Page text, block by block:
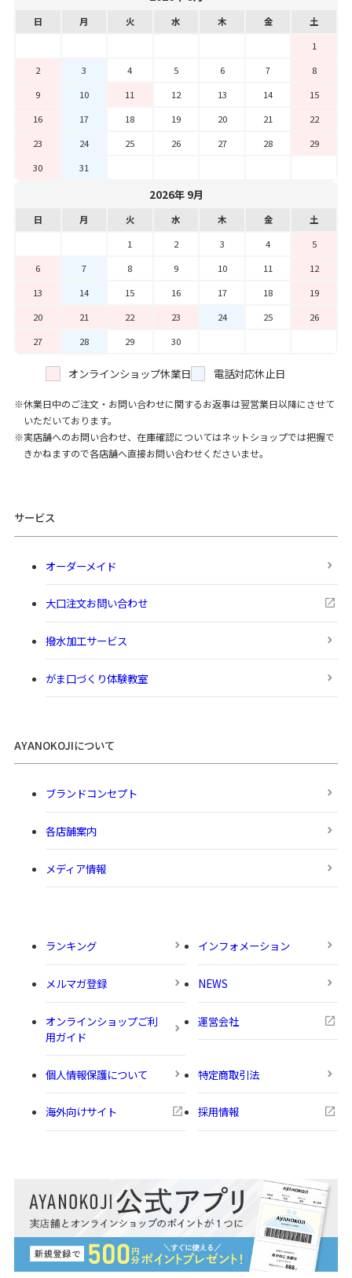
日 月 火 水 木 金
土
1
2
3 4 5 6 7
8
9
10 11 12 13 14
15
16
17 18 19 20 21
22
23
24 25 26 27 28
29
30
31
2026年 9月
日 月 火 水 木 金
土
1
2 3 4
5
6
7 8 9 10 11
12
13
14 15 16 17 18
19
20
21 22 23 24 25
26
27
28 29 30
オンラインショップ休業日 電話対応休止日
休業日中のご注文・お問い合わせに関するお返事は翌営業日以降にさせて
いただいております。
実店舗へのお問い合わせ、在庫確認についてはネットショップでは把握で
きかねますので各店舗へ直接お問い合わせくださいませ。
サービス
オーダーメイド
大口注文お問い合わせ
撥水加工サービス
がま口づくり体験教室
AYANOKOJIについて
ブランドコンセプト
各店舗案内
メディア情報
ランキング インフォメーション
メルマガ登録 NEWS
オンラインショップご利
用ガイド
運営会社
個人情報保護について 特定商取引法
海外向けサイト 採用情報